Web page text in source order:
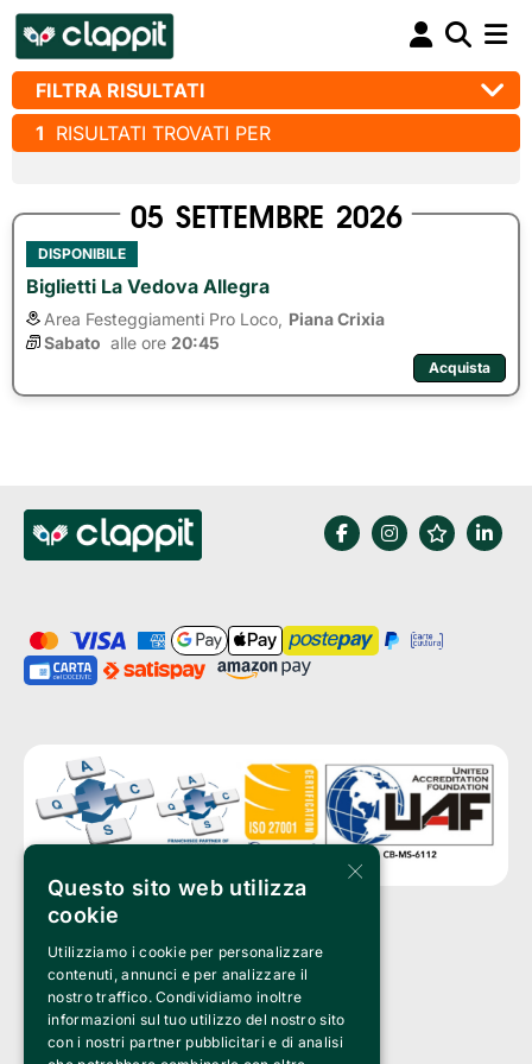
FILTRA RISULTATI
1 RISULTATI TROVATI PER
05 SETTEMBRE 2026
DISPONIBILE
Biglietti La Vedova Allegra
Area Festeggiamenti Pro Loco, Piana Crixia
Sabato alle ore 20:45
Acquista
Clappit è un marchio di proprietà di:
Bemils Srl
a Socio Unico
Via Fosse Ardeatine, 4 -20092 Cinisello Balsamo (MI)
PI 05589050961
Iscr. C.C.I.A.A. Milano R.E.A. 1833471
© 2010-2025 Bemils Srl - Tutti i diritti riservati
×
Questo sito web utilizza
cookie
Utilizziamo i cookie per personalizzare
contenuti, annunci e per analizzare il
nostro traffico. Condividiamo inoltre
informazioni sul tuo utilizzo del nostro sito
con i nostri partner pubblicitari e di analisi